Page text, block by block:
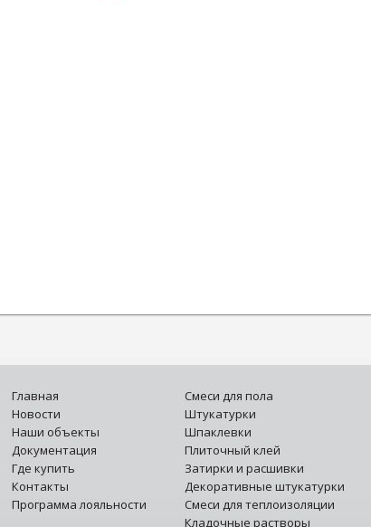
Главная
Новости
Наши объекты
Документация
Где купить
Контакты
Программа лояльности
Смеси для пола
Штукатурки
Шпаклевки
Плиточный клей
Затирки и расшивки
Декоративные штукатурки
Смеси для теплоизоляции
Кладочные растворы